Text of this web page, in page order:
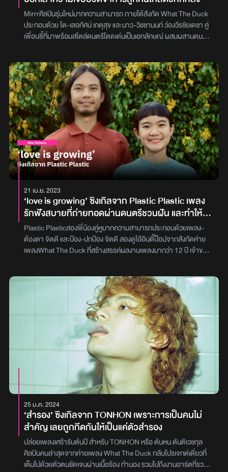
Mirrrศิลปินรุ่นใหม่มากความสามารถ ภายใต้สังกัด What The Duck
ประกอบด้วย โต-เลอทัศน์ เกตุสุข และนาว-วิชชานนท์ ว่องวีรชัยเดชา คู่
เพื่อนซี้ที่มาพร้อมสไตล์ดนตรีโดดเด่นเป็นเอกลักษณ์ ผสมผสานดนตรี
มากมายอาทิ‘นิโครติน’, ‘ดอกไม้ไฟ’, ‘ตลอดไปไม่มีจริง’ รวมถึง
เพลง‘เจ้าของที่’ที่ฮอตติดกระแสกวาดยอดวิวไปกว่า 27 ล้านยอดวิว
ติดชาร์ต Radio นานหลายสัปดาห์ รวมถึงยังเคยปล่อยอัลบั้ม
Q.E.Dหรือคำจำกัดความสั้นๆ ว่า ‘ซึ่งต้องพิสูจน’ อัลบั้มเต็มชุดแรกใน
ชีวิต ที่สะสมประสบการณ์และเรื่องราวต่างๆ ออกมาให้แฟนเพลงได้
ฟัง“เก่งจริงๆ ที่ทำอย่างนี้อยากปรบมือให้เธอสักที”เพลงนี้ ‘นายแน่มาก’
(Heartless)พร้อมกับความรู้สึกสีเทา โดยเนื้อหาจะพูดถึงความ
สัมพันธ์ทุกรูปแบบ ไม่ว่าจะเป็นครอบครัว, เพื่อน รวมไปถึงคู่รัก ที่ต่างก็
เคยแตกสลายด้วยคำโกหกจากคนที่ไว้ใจที่สุด เพลงนี้จึงเปรียบเหมือน
ตัวแทนความรู้สึกของคนที่ถูกหักหลัง มาพร้อมเนื้อเพลงที่มีความหมาย
ตรงไปตรงมา และผสมความประชดประชันเล็กน้อย ทำให้เข้าถึงความ
รู้สึกของผู้โดนกระทำมากยิ่งขึ้นโต เล่าให้ EFM ได้ฟังถึงความหมาย
พิเศษของเพลงนี้ว่า “เป็นเพลงที่ใช้ได้กับทุกความสัมพันธ์เลยนะครับ
เพราะขณะที่โดนทำร้ายความรู้สึก แต่อีกมุมก็รู้สึกขอบคุณบทเรียนครั้ง
นี้ ที่สอนอะไรได้หลายอย่าง”ส่วนในพาร์ทดนตรีพวกเขาก็ยังคง
เอกลักษณ์ด้วยดนตรีแบบ Alternative Pop ที่ ผสมกลิ่นของความเป็น
RB มาพร้อมกับไลน์ Guitar Solo เอกลักษณ์ของ นาว ที่ดีไซน์และผสม
เครื่องดนตรีหลากหลายชนิดออกมาได้อย่างสร้างสรรค์ สมกับเป็น
Duck
21 เม.ย. 2023
‘love is growing’ ซิงเกิลจาก Plastic Plastic เพลง
รักฟังสบายที่ถ่ายทอดผ่านดนตรีชวนฝัน และทำให้
เราเติบโต
Plastic Plasticสองพี่น้องคู่หูมากความสามารถประกอบด้วยเพลง-
ต้องตา จิตดี และป้อง-ปกป้อง จิตดี สองดูโอ้อินดี้ป็อปจากสังกัดค่าย
เพลงWhat The Duck ที่สร้างสรรค์ผลงานเพลงมากว่า 12 ปี เจ้าของ
ในปี 2022 พวกเขาคัมแบ็คมาพร้อมกับซิงเกิล‘Pillow Pillow’ ที่ชวน
แฟนเพลงย้อนกลับไปในซาวน์ดนตรีที่คุ้นชินและอบอุ่นในสไตล์ Plastic
Plasticlove is growingซิงเกิลที่จะนำเสนอมุมมองความรักของคนๆ
หนึ่ง ที่ได้เรียนรู้ถึงการเติบโต เปรียบความรักเป็นดั่งหยดน้ำที่มีมากเกิน
กว่าจะนับได้ ก็เหมือนกับความรักที่มีหลากหลายมุมมองเกินกว่าที่ใครจะ
เข้าใจ ซึ่งเพลงนี้ได้หยิบยกเอาเรื่องราวรอบตัวมาตีความผ่านเอกลักษณ์
ของการเขียนเนื้อร้องของ Plastic Plastic นำมาร้อยเรียงจนกลายเป็น
เพลงรักที่ช่วยสอนให้เราเติบโตในพาร์ทของดนตรีPlastic
Plasticถ่ายทอดเรื่องราวผ่านความคลาสสิกของเสียงเปียโนที่ชวนฝัน
ผสมผสานกับเสียงกีตาร์ Acoustic ฟังสบาย ร่วมกับเสียงร้องที่เป็น
เอกลักษณ์ของเพลงพร้อมเสียงคอรัสที่ช่วยให้เข้าถึงอารมณ์เพลงได้
อย่างลงตัวภาพ : What The Duck
25 ม.ค. 2024
‘สำรอง’ ซิงเกิลจาก TONHON เพราะการเป็นคนไม่
สำคัญ เลยถูกกีดกันให้เป็นแค่ตัวสำรอง
ปล่อยเพลงเศร้ารับต้นปี สำหรับ TONHON หรือ ต้นหน ตันติเวชกุล
ศิลปินคนล่าสุดจากค่ายเพลง What The Duck กลับโปรเจกต์เดี่ยวที่
เต็มไปด้วยตัวตนชัดเจนผ่านเนื้อร้อง ทำนอง รวมไปถึงงานอาร์ตที่รวม